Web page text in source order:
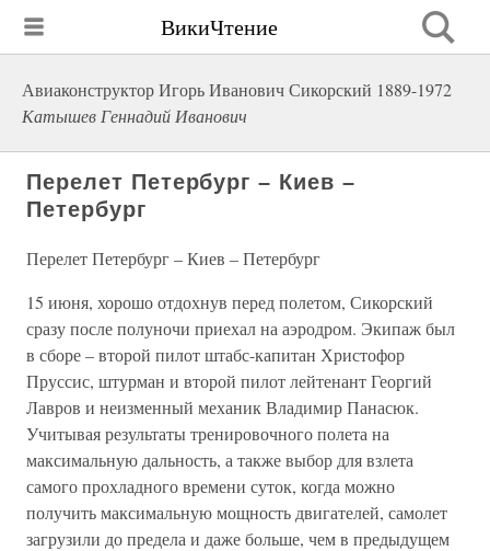
ВикиЧтение
Авиаконструктор Игорь Иванович Сикорский 1889-1972
Катышев Геннадий Иванович
Перелет Петербург – Киев –
Петербург
Перелет Петербург – Киев – Петербург
15 июня, хорошо отдохнув перед полетом, Сикорский
сразу после полуночи приехал на аэродром. Экипаж был
в сборе – второй пилот штабс-капитан Христофор
Пруссис, штурман и второй пилот лейтенант Георгий
Лавров и неизменный механик Владимир Панасюк.
Учитывая результаты тренировочного полета на
максимальную дальность, а также выбор для взлета
самого прохладного времени суток, когда можно
получить максимальную мощность двигателей, самолет
загрузили до предела и даже больше, чем в предыдущем